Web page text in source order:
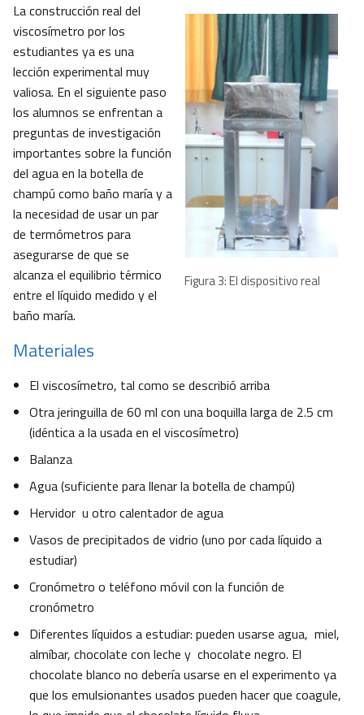
Figura 3: El dispositivo real
La construcción real del
viscosímetro por los
estudiantes ya es una
lección experimental muy
valiosa. En el siguiente paso
los alumnos se enfrentan a
preguntas de investigación
importantes sobre la función
del agua en la botella de
champú como baño maría y a
la necesidad de usar un par
de termómetros para
asegurarse de que se
alcanza el equilibrio térmico
entre el líquido medido y el
baño maría.
Materiales
El viscosímetro, tal como se describió arriba
Otra jeringuilla de 60 ml con una boquilla larga de 2.5 cm
(idéntica a la usada en el viscosímetro)
Balanza
Agua (suficiente para llenar la botella de champú)
Hervidor u otro calentador de agua
Vasos de precipitados de vidrio (uno por cada líquido a
estudiar)
Cronómetro o teléfono móvil con la función de
cronómetro
Diferentes líquidos a estudiar: pueden usarse agua, miel,
almíbar, chocolate con leche y chocolate negro. El
chocolate blanco no debería usarse en el experimento ya
que los emulsionantes usados pueden hacer que coagule,